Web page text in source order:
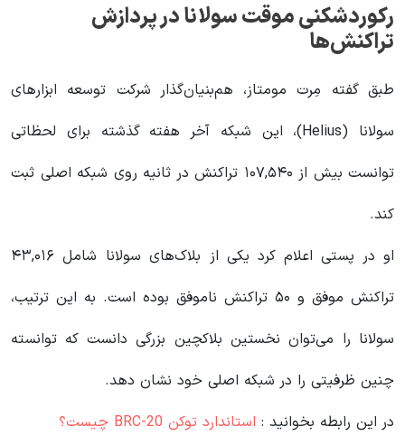
رکوردشکنی موقت سولانا در پردازش
تراکنش‌ها
طبق گفته مِرت مومتاز، هم‌بنیان‌گذار شرکت توسعه ابزارهای
سولانا (Helius)، این شبکه آخر هفته گذشته برای لحظاتی
توانست بیش از ۱۰۷,۵۴۰ تراکنش در ثانیه روی شبکه اصلی ثبت
کند.
او در پستی اعلام کرد یکی از بلاک‌های سولانا شامل ۴۳,۰۱۶
تراکنش موفق و ۵۰ تراکنش ناموفق بوده است. به این ترتیب،
سولانا را می‌توان نخستین بلاکچین بزرگی دانست که توانسته
چنین ظرفیتی را در شبکه اصلی خود نشان دهد.
در این رابطه بخوانید‌ : استاندارد توکن BRC-20 چیست؟